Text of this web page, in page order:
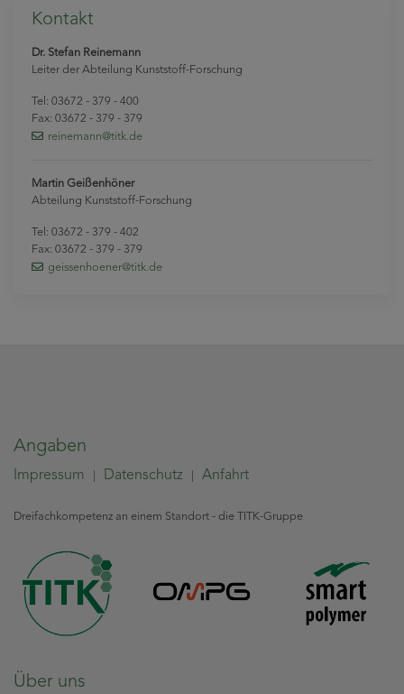
Kontakt
Dr. Stefan Reinemann
Leiter der Abteilung Kunststoff-Forschung
Tel: 03672 - 379 - 400
Fax: 03672 - 379 - 379
reinemann@titk.de
Martin Geißenhöner
Abteilung Kunststoff-Forschung
Tel: 03672 - 379 - 402
Fax: 03672 - 379 - 379
geissenhoener@titk.de
Angaben
Impressum Datenschutz Anfahrt
Dreifachkompetenz an einem Standort - die TITK-Gruppe
Über uns